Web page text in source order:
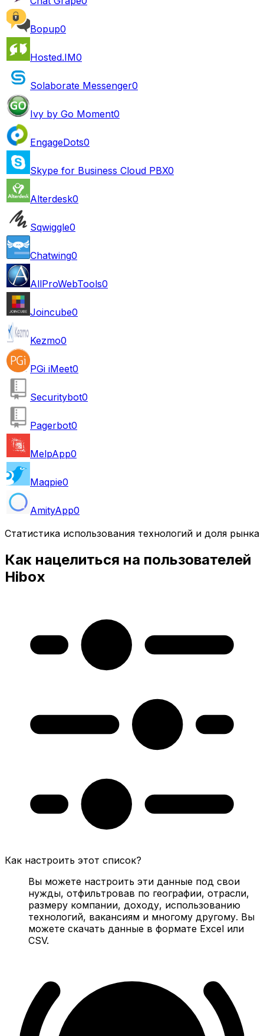
Bopup0
Hosted.IM0
Solaborate Messenger0
Ivy by Go Moment0
EngageDots0
Skype for Business Cloud PBX0
Alterdesk0
Sqwiggle0
Chatwing0
AllProWebTools0
Joincube0
Kezmo0
PGi iMeet0
Securitybot0
Pagerbot0
MelpApp0
Maqpie0
AmityApp0
Статистика использования технологий и доля рынка
Как нацелиться на пользователей
Hibox
Как настроить этот список?
Вы можете настроить эти данные под свои
нужды, отфильтровав по географии, отрасли,
размеру компании, доходу, использованию
технологий, вакансиям и многому другому. Вы
можете скачать данные в формате Excel или
CSV.